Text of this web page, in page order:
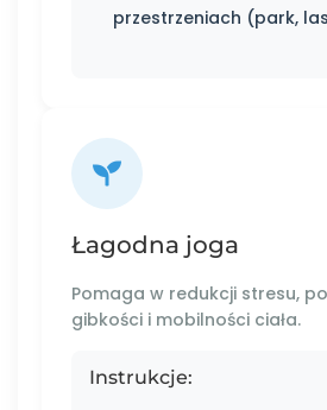
przestrzeniach (park,
Łagodna joga
Pomaga w redukcji stresu,
gibkości i mobilności ciała.
Instrukcje: